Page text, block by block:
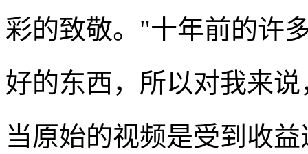
彩的致敬。"十年前的许
好的东西，所以对我来
当原始的视频是受到收